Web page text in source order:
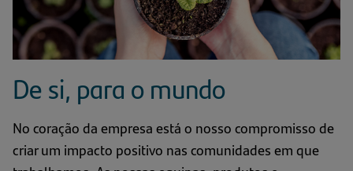
De si, para o mundo
No coração da empresa está o nosso compromisso de
criar um impacto positivo nas comunidades em que